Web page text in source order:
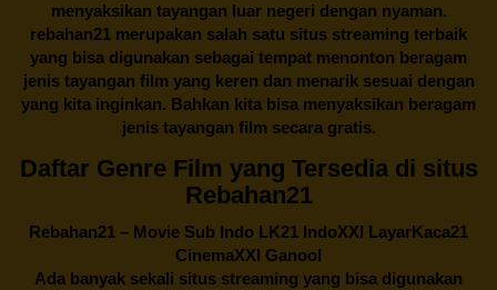
menyaksikan tayangan luar negeri dengan nyaman.
rebahan21 merupakan salah satu situs streaming terbaik
yang bisa digunakan sebagai tempat menonton beragam
jenis tayangan film yang keren dan menarik sesuai dengan
yang kita inginkan. Bahkan kita bisa menyaksikan beragam
jenis tayangan film secara gratis.
Daftar Genre Film yang Tersedia di situs
Rebahan21
Rebahan21 – Movie Sub Indo LK21 IndoXXI LayarKaca21
CinemaXXI Ganool
Ada banyak sekali situs streaming yang bisa digunakan